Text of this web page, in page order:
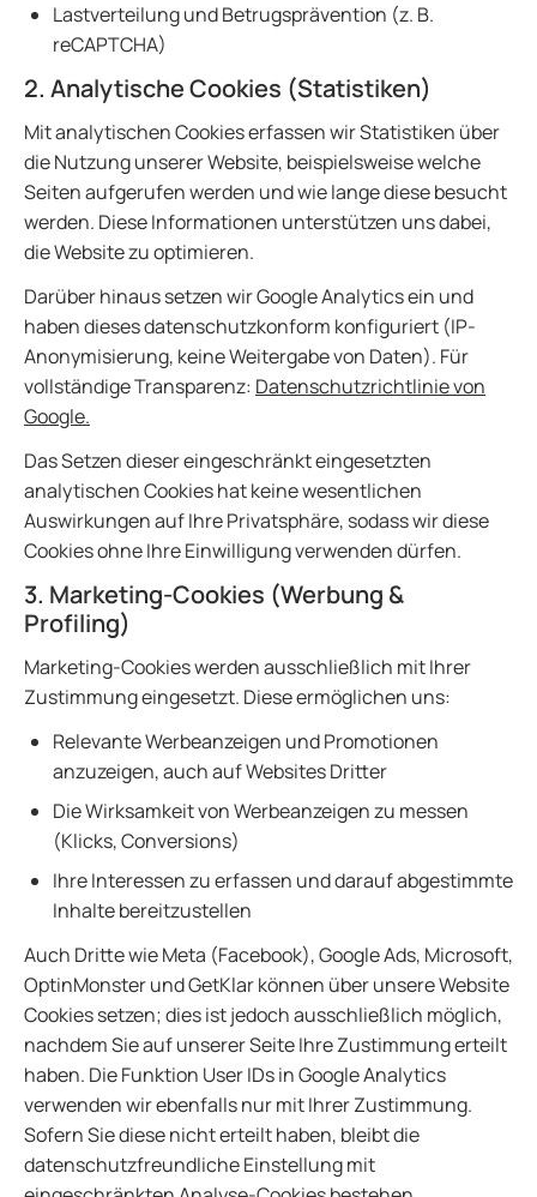
Lastverteilung und Betrugsprävention (z. B.
reCAPTCHA)
2. Analytische Cookies (Statistiken)
Mit analytischen Cookies erfassen wir Statistiken über
die Nutzung unserer Website, beispielsweise welche
Seiten aufgerufen werden und wie lange diese besucht
werden. Diese Informationen unterstützen uns dabei,
die Website zu optimieren.
Darüber hinaus setzen wir Google Analytics ein und
haben dieses datenschutzkonform konfiguriert (IP-
Anonymisierung, keine Weitergabe von Daten). Für
vollständige Transparenz: Datenschutzrichtlinie von
Google.
Das Setzen dieser eingeschränkt eingesetzten
analytischen Cookies hat keine wesentlichen
Auswirkungen auf Ihre Privatsphäre, sodass wir diese
Cookies ohne Ihre Einwilligung verwenden dürfen.
3. Marketing-Cookies (Werbung &
Profiling)
Marketing-Cookies werden ausschließlich mit Ihrer
Zustimmung eingesetzt. Diese ermöglichen uns:
Relevante Werbeanzeigen und Promotionen
anzuzeigen, auch auf Websites Dritter
Die Wirksamkeit von Werbeanzeigen zu messen
(Klicks, Conversions)
Ihre Interessen zu erfassen und darauf abgestimmte
Inhalte bereitzustellen
Auch Dritte wie Meta (Facebook), Google Ads, Microsoft,
OptinMonster und GetKlar können über unsere Website
Cookies setzen; dies ist jedoch ausschließlich möglich,
nachdem Sie auf unserer Seite Ihre Zustimmung erteilt
haben. Die Funktion User IDs in Google Analytics
verwenden wir ebenfalls nur mit Ihrer Zustimmung.
Sofern Sie diese nicht erteilt haben, bleibt die
datenschutzfreundliche Einstellung mit